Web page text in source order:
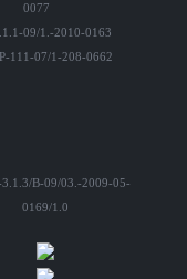
0077
09/1.-2010-0163
111-07/1-208-0662
3.1.3/B-09/03.-2009-05-
0169/1.0